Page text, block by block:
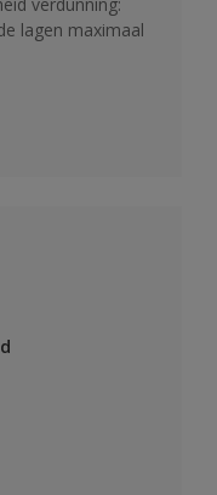
lagen maximaal